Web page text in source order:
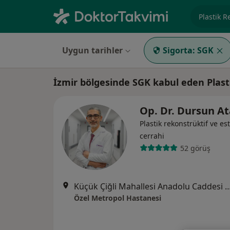
Uygun tarihler Sigorta: SGK
İzmir bölgesinde SGK kabul eden
Op. Dr. Dursun
Plastik rekonstrüktif ve
cerrahi
52 görüş
Küçük Çiğli Mahallesi
Özel Metropol Hastanesi